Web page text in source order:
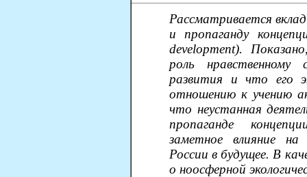
Рассматривается
и пропаганду
development).
роль нравственному
развития и что его
отношению к учению
что неустанная
пропаганде
заметное влияние
России в будущее. В
о ноосферной